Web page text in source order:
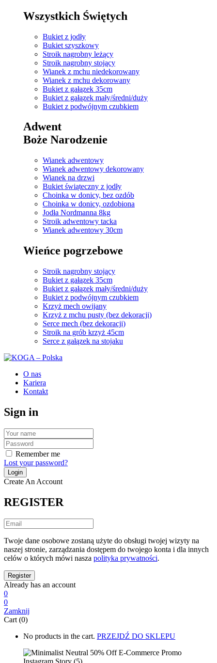
Wszystkich Świętych
Bukiet z jodły
Bukiet szyszkowy
Stroik nagrobny leżący
Stroik nagrobny stojący
Wianek z mchu niedekorowany
Wianek z mchu dekorowany
Bukiet z gałązek 35cm
Bukiet z gałązek mały/średni/duży
Bukiet z podwójnym czubkiem
Adwent
Boże Narodzenie
Wianek adwentowy
Wianek adwentowy dekorowany
Wianek na drzwi
Bukiet świąteczny z jodły
Choinka w donicy, bez ozdób
Choinka w donicy, ozdobiona
Jodła Nordmanna 8kg
Stroik adwentowy tacka
Wianek adwentowy 30cm
Wieńce pogrzebowe
Stroik nagrobny stojący
Bukiet z gałązek 35cm
Bukiet z gałązek mały/średni/duży
Bukiet z podwójnym czubkiem
Krzyż mech owijany
Krzyż z mchu pusty (bez dekoracji)
Serce mech (bez dekoracji)
Stroik na grób krzyż 45cm
Serce z gałązek na stojaku
O nas
Kariera
Kontakt
Sign in
Remember me
Lost your password?
Create An Account
REGISTER
Twoje dane osobowe zostaną użyte do obsługi twojej wizyty na
naszej stronie, zarządzania dostępem do twojego konta i dla innych
celów o których mówi nasza polityka prywatności.
Already has an account
0
0
Zamknij
Cart (0)
No products in the cart. PRZEJDŹ DO SKLEPU